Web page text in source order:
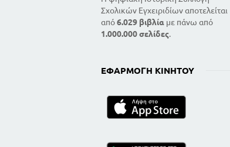
Σχολικών Εγχειριδίων αποτελείται
από6.029 βιβλία με πάνω από
1.000.000 σελίδες.
ΕΦΑΡΜΟΓΉ ΚΙΝΗΤΟΎ